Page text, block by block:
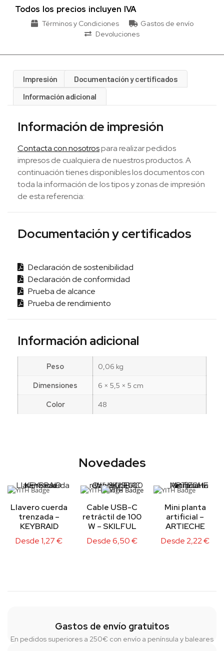
Todos los precios incluyen IVA
Términos y Condiciones
Gastos de envío
Devoluciones
Impresión
Documentación y certificados
Información adicional
Información de impresión
Contacta con nosotrospara realizar pedidos
impresos de cualquiera de nuestros productos. A
continuación tienes disponibles los documentos con
toda la información de los tipos y zonas de impresión
de esta referencia:
Documentación y certificados
Declaración de sostenibilidad
Declaración de conformidad
Prueba de alcance
Prueba de rendimiento
Información adicional
Peso
0,06 kg
Dimensiones
6 × 5,5 × 5 cm
Color
48
Novedades
Llavero cuerda
trenzada –
KEYBRAID
Desde1,27€
Cable USB-C
retráctil de 100
W – SKILFUL
Desde6,50€
Mini planta
artificial –
ARTIECHE
Desde2,22€
Gastos de envío gratuitos
En pedidos superiores a 250€ con envío a península y baleares